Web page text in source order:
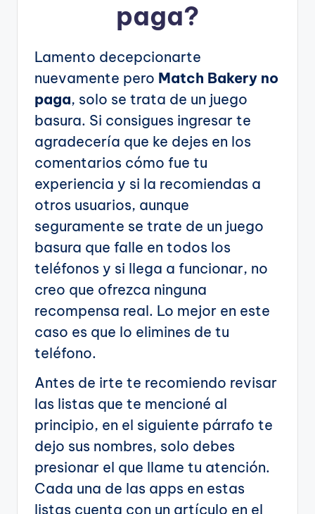
paga?
Lamento decepcionarte
nuevamente pero Match Bakery no
paga, solo se trata de un juego
basura. Si consigues ingresar te
agradecería que ke dejes en los
comentarios cómo fue tu
experiencia y si la recomiendas a
otros usuarios, aunque
seguramente se trate de un juego
basura que falle en todos los
teléfonos y si llega a funcionar, no
creo que ofrezca ninguna
recompensa real. Lo mejor en este
caso es que lo elimines de tu
teléfono.
Antes de irte te recomiendo revisar
las listas que te mencioné al
principio, en el siguiente párrafo te
dejo sus nombres, solo debes
presionar el que llame tu atención.
Cada una de las apps en estas
listas cuenta con un artículo en el